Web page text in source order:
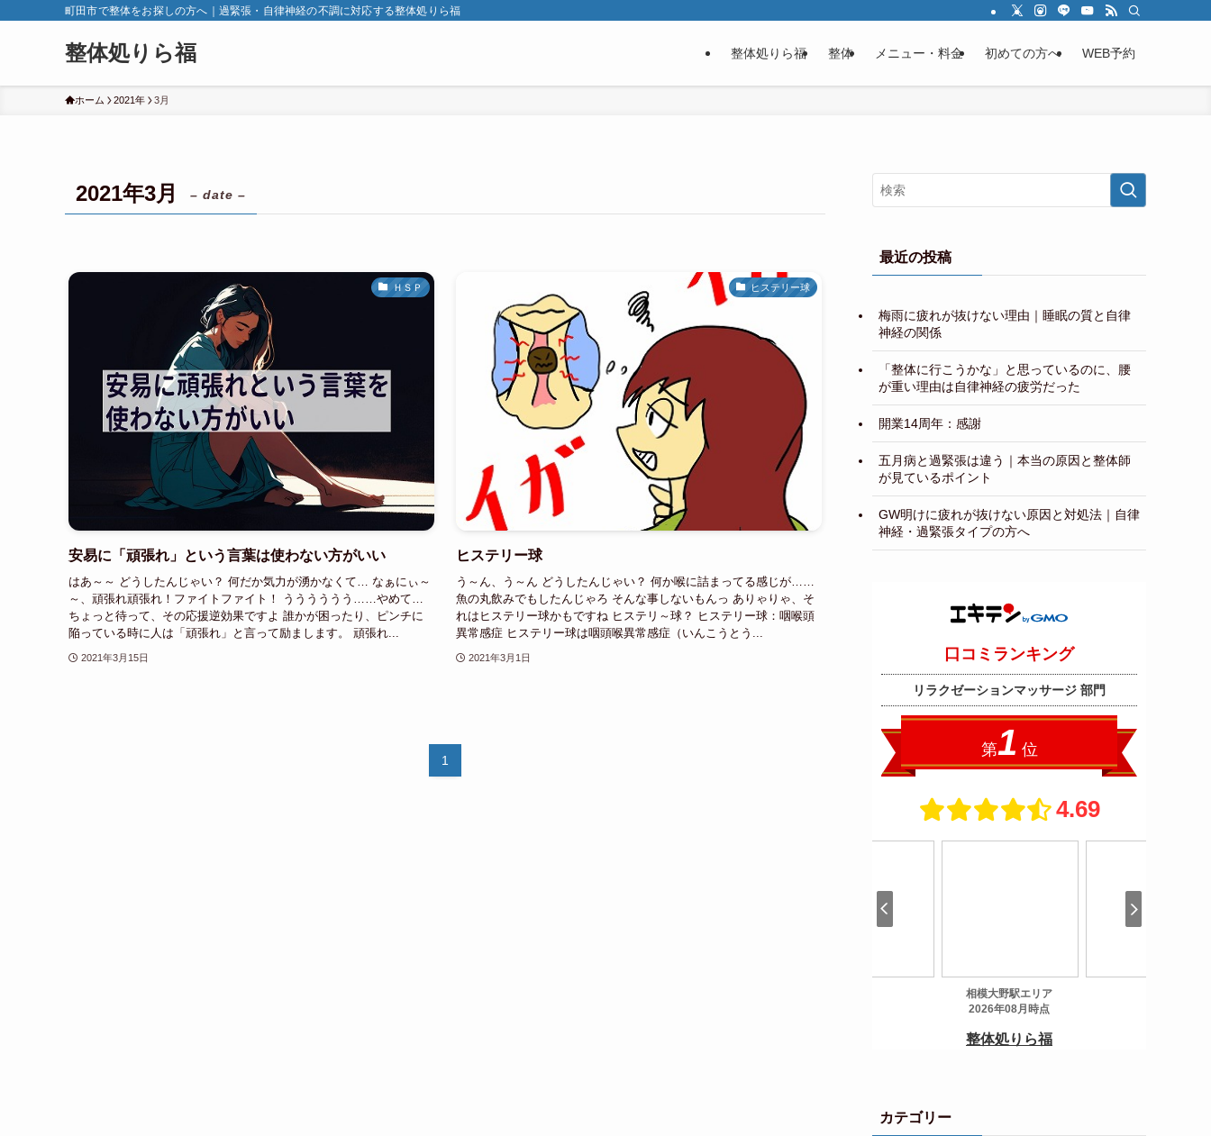
町田市で整体をお探しの方へ｜過緊張・自律神経の不調に対応する整体処りら福
整体処りら福 整体処りら福 整体 メニュー・料金 初めての方へ WEB予約
ホーム 2021年 3月
2021年3月 – date –
ＨＳＰ
安易に「頑張れ」という言葉は使わない方がいい
はあ～～ どうしたんじゃい？ 何だか気力が湧かなくて… なぁにぃ～
～、頑張れ頑張れ！ファイトファイト！ うううううう……やめて…
ちょっと待って、その応援逆効果ですよ 誰かが困ったり、ピンチに
陥っている時に人は「頑張れ」と言って励まします。 頑張れ...
2021年3月15日
ヒステリー球
ヒステリー球
う～ん、う～ん どうしたんじゃい？ 何か喉に詰まってる感じが……
魚の丸飲みでもしたんじゃろ そんな事しないもんっ ありゃりゃ、そ
れはヒステリー球かもですね ヒステリ～球？ ヒステリー球：咽喉頭
異常感症 ヒステリー球は咽頭喉異常感症（いんこうとう...
2021年3月1日
1
最近の投稿
梅雨に疲れが抜けない理由｜睡眠の質と自律
神経の関係
「整体に行こうかな」と思っているのに、腰
が重い理由は自律神経の疲労だった
開業14周年：感謝
五月病と過緊張は違う｜本当の原因と整体師
が見ているポイント
GW明けに疲れが抜けない原因と対処法｜自律
神経・過緊張タイプの方へ
カテゴリー